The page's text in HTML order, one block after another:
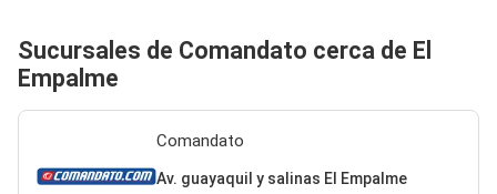
Sucursales de Comandato cerca de El
Empalme
Comandato
Av. guayaquil y salinas El Empalme